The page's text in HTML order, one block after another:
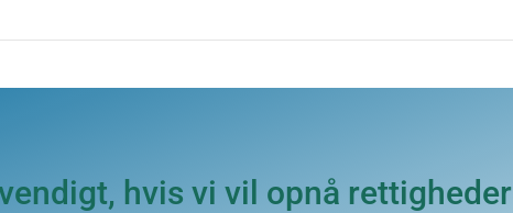
hvis vi vil opnå rettigheder